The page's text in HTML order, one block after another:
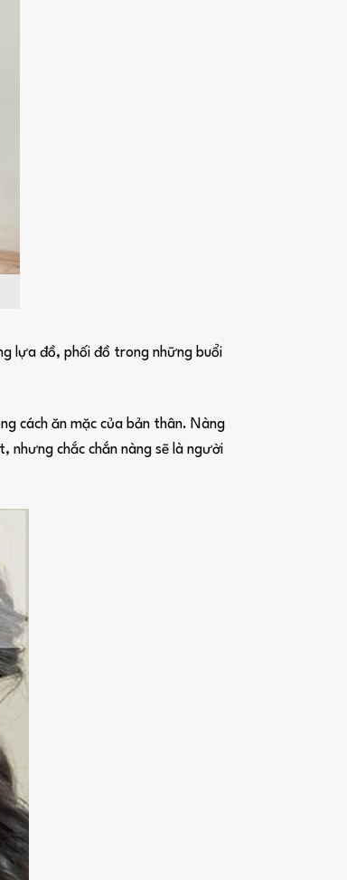
lựa đồ, phối đồ trong những buổi
cách ăn mặc của bản thân. Nàng
nhưng chắc chắn nàng sẽ là người